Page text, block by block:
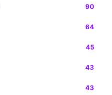
90
64
45
43
43